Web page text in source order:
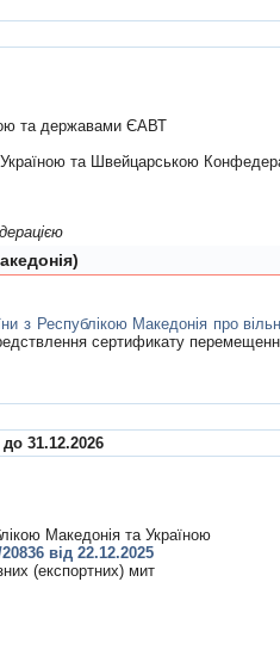
та державами ЄАВТ
та Швейцарською
з Республікою Македонія про
сертификату
до 31.12.2026
Македонiя та Україною
від 22.12.2025
(експортних) мит